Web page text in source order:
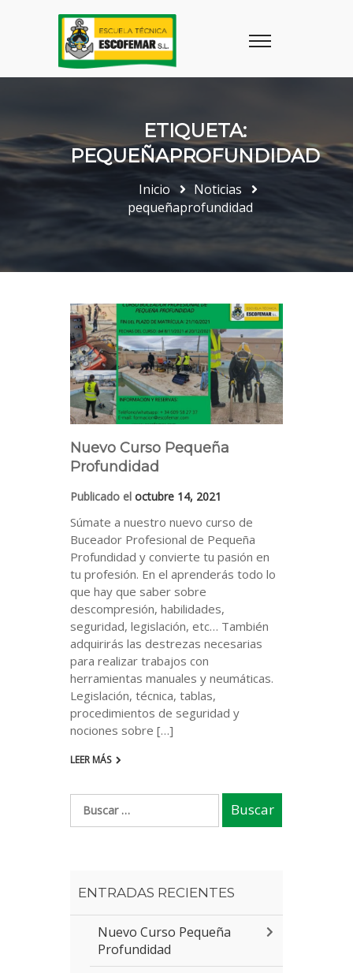
ETIQUETA:
PEQUEÑAPROFUNDIDAD
Inicio
Noticias
pequeñaprofundidad
Nuevo Curso Pequeña
Profundidad
Publicado el octubre 14, 2021
Súmate a nuestro nuevo curso de
Buceador Profesional de Pequeña
Profundidad y convierte tu pasión en
tu profesión. En el aprenderás todo lo
que hay que saber sobre
descompresión, habilidades,
seguridad, legislación, etc… También
adquirirás las destrezas necesarias
para realizar trabajos con
herramientas manuales y neumáticas.
Legislación, técnica, tablas,
procedimientos de seguridad y
nociones sobre […]
LEER MÁS
ENTRADAS RECIENTES
Nuevo Curso Pequeña
Profundidad